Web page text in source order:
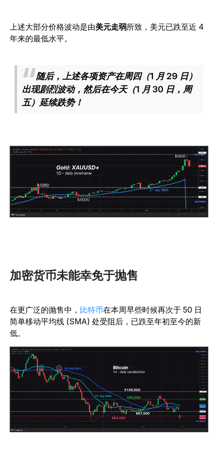
上述大部分价格波动是由美元走弱所致，美元已跌至近 4
年来的最低水平。
随后，上述各项资产在周四（1 月 29 日）
出现剧烈波动，然后在今天（1 月 30 日，周
五）延续跌势！
加密货币未能幸免于抛售
在更广泛的抛售中， 比特币在本周早些时候再次于 50 日
简单移动平均线 (SMA) 处受阻后，已跌至年初至今的新
低。